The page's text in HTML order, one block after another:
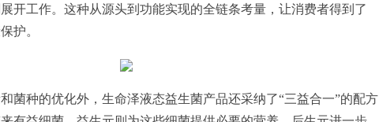
开工作。这种从源头到功能实现的全链条考量，让消费者得到了
护。
菌种的优化外，生命泽液态益生菌产品还采纳了“三益合一”的配方